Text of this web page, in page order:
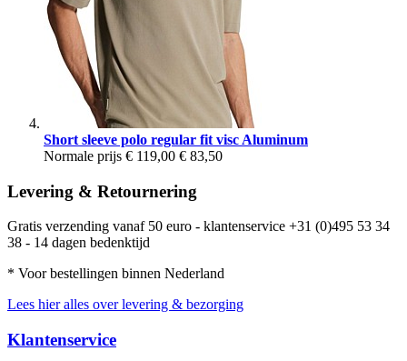
Short sleeve polo regular fit visc Aluminum
Normale prijs € 119,00 € 83,50
Levering & Retournering
Gratis verzending vanaf 50 euro - klantenservice +31 (0)495 53 34
38 - 14 dagen bedenktijd
* Voor bestellingen binnen Nederland
Lees hier alles over levering & bezorging
Klantenservice